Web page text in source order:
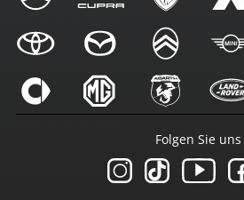
Folgen Sie uns